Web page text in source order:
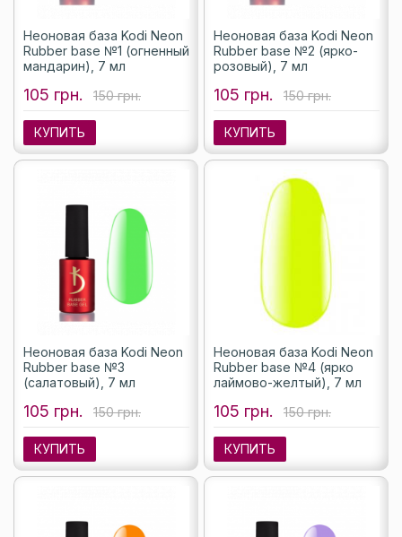
Неоновая база Kodi Neon
Rubber base №1 (огненный
мандарин), 7 мл
105 грн. 150 грн.
КУПИТЬ
Неоновая база Kodi Neon
Rubber base №2 (ярко-
розовый), 7 мл
105 грн. 150 грн.
КУПИТЬ
Неоновая база Kodi Neon
Rubber base №3
(салатовый), 7 мл
105 грн. 150 грн.
КУПИТЬ
Неоновая база Kodi Neon
Rubber base №4 (ярко
лаймово-желтый), 7 мл
105 грн. 150 грн.
КУПИТЬ